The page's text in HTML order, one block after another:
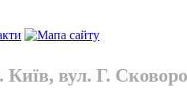
Київ, вул. Г.